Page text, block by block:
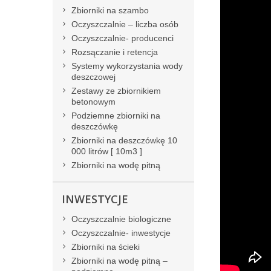
Zbiorniki na szambo
Oczyszczalnie – liczba osób
Oczyszczalnie- producenci
Rozsączanie i retencja
Systemy wykorzystania wody
deszczowej
Zestawy ze zbiornikiem
betonowym
Podziemne zbiorniki na
deszczówkę
Zbiorniki na deszczówkę 10
000 litrów [ 10m3 ]
Zbiorniki na wodę pitną
INWESTYCJE
Oczyszczalnie biologiczne
Oczyszczalnie- inwestycje
Zbiorniki na ścieki
Zbiorniki na wodę pitną –